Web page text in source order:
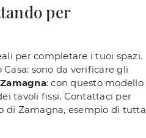
per
per completare i tuoi spazi.
sono da verificare gli
: con questo modello
tavoli fissi. Contattaci per
di Zamagna, esempio di tutta